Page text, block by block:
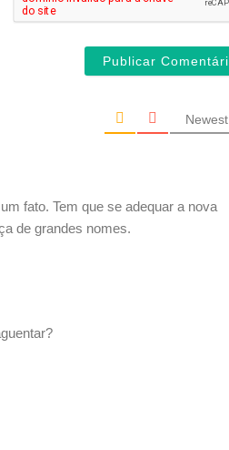
Newest
fato. Tem que se adequar a nova
de grandes nomes.